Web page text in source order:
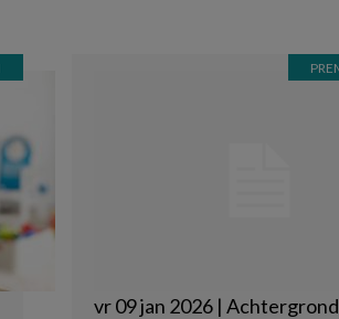
vr 09 jan 2026 | Achtergrond